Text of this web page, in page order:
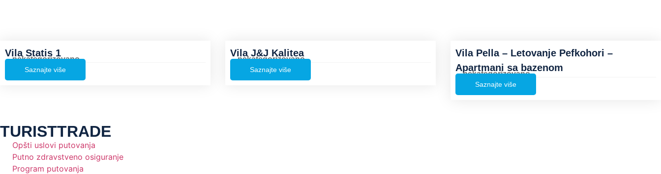
Vila Statis 1
nekategorizovano
Saznajte više
Vila J&J Kalitea
nekategorizovano
Saznajte više
Vila Pella – Letovanje Pefkohori –
Apartmani sa bazenom
nekategorizovano
Saznajte više
TURISTTRADE
Opšti uslovi putovanja
Putno zdravstveno osiguranje
Program putovanja